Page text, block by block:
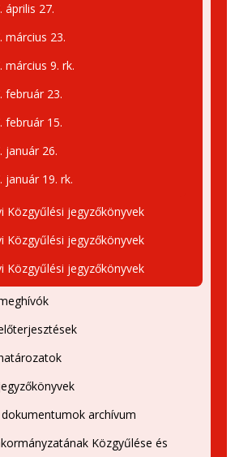
április 27.
március 23.
március 9. rk.
február 23.
február 15.
január 26.
január 19. rk.
Közgyűlési jegyzőkönyvek
Közgyűlési jegyzőkönyvek
Közgyűlési jegyzőkönyvek
archívum
Közgyűlése és